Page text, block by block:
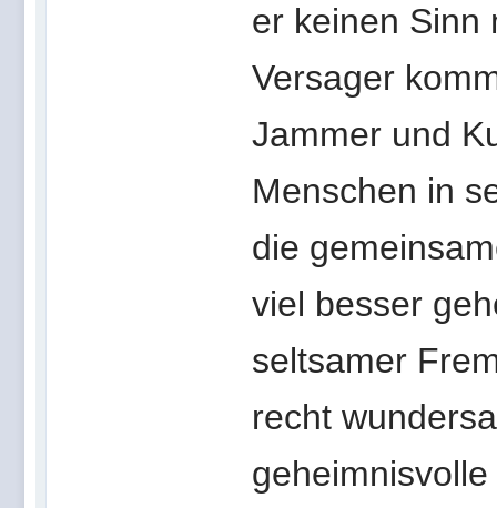
er keinen Sinn
Versager
Jammer und
Menschen in
die
viel besser
seltsamer
recht